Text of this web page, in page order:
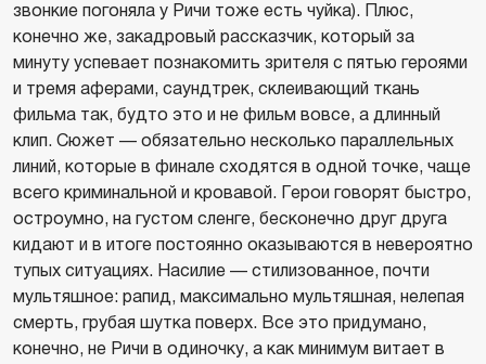
звонкие погоняла у Ричи тоже есть чуйка). Плюс,
конечно же, закадровый рассказчик, который за
минуту успевает познакомить зрителя с пятью героями
и тремя аферами, саундтрек, склеивающий ткань
фильма так, будто это и не фильм вовсе, а длинный
клип. Сюжет — обязательно несколько параллельных
линий, которые в финале сходятся в одной точке, чаще
всего криминальной и кровавой. Герои говорят быстро,
остроумно, на густом сленге, бесконечно друг друга
кидают и в итоге постоянно оказываются в невероятно
тупых ситуациях. Насилие — стилизованное, почти
мультяшное: рапид, максимально мультяшная, нелепая
смерть, грубая шутка поверх. Все это придумано,
конечно, не Ричи в одиночку, а как минимум витает в